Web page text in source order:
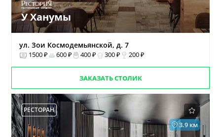
У Ханумы
ул. Зои Космодемьянской, д. 7
1500 ₽ 600 ₽ 400 ₽ 300 ₽ 200 ₽
ЗАКАЗАТЬ СТОЛИК
РЕСТОРАН
3.9 км